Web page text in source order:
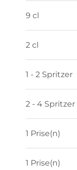
9 cl
2 cl
1 - 2 Spritzer
2 - 4 Spritzer
1 Prise(n)
1 Prise(n)